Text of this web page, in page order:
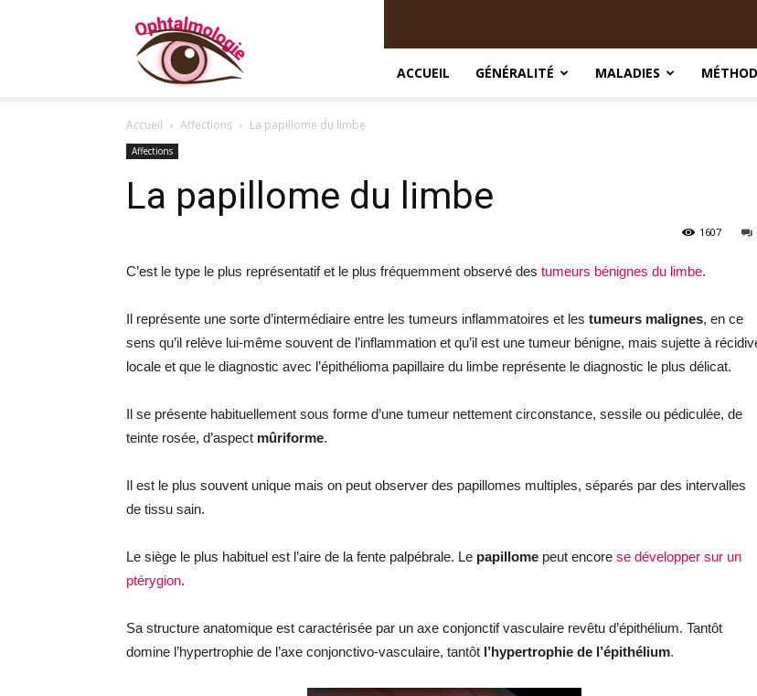
Ophtalmologie
ACCUEIL GÉNÉRALITÉ MALADIES
Accueil Affections La papillome du limbe
Affections
La papillome du limbe
1607
C’est le type le plus représentatif et le plus fréquemment observé des tumeurs bénignes du limbe.
Il représente une sorte d’intermédiaire entre les tumeurs inflammatoires et les tumeurs malignes, en ce
sens qu’il relève lui-même souvent de l’inflammation et qu’il est une tumeur bénigne, mais sujette à
locale et que le diagnostic avec l’épithélioma papillaire du limbe représente le diagnostic le plus délicat.
Il se présente habituellement sous forme d’une tumeur nettement circonstance, sessile ou pédiculée, de
teinte rosée, d’aspect mûriforme.
Il est le plus souvent unique mais on peut observer des papillomes multiples, séparés par des intervalles
de tissu sain.
Le siège le plus habituel est l’aire de la fente palpébrale. Le papillome peut encore se développer sur un
ptérygion.
Sa structure anatomique est caractérisée par un axe conjonctif vasculaire revêtu d’épithélium. Tantôt
domine l’hypertrophie de l’axe conjonctivo-vasculaire, tantôt l’hypertrophie de l’épithélium.